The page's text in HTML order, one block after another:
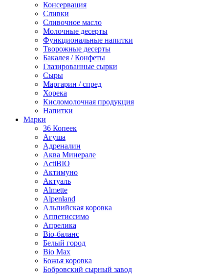
Консервация
Сливки
Сливочное масло
Молочные десерты
Функциональные напитки
Творожные десерты
Бакалея / Конфеты
Глазированные сырки
Сыры
Маргарин / спред
Хорека
Кисломолочная продукция
Напитки
Марки
36 Копеек
Агуша
Адреналин
Аква Минерале
ActiBIO
Актимуно
Актуаль
Almette
Alpenland
Альпийская коровка
Аппетиссимо
Апрелика
Bio-баланс
Белый город
Bio Max
Божья коровка
Бобровский сырный завод